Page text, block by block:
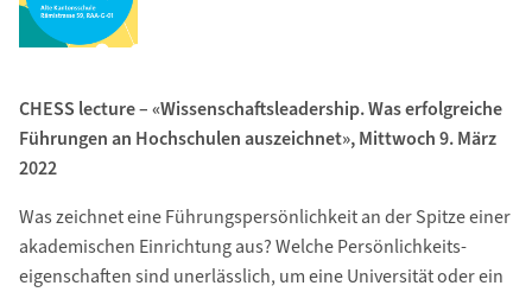
CHESS lecture – «Wissenschaftsleadership. Was erfolgreiche
Führungen an Hochschulen auszeichnet», Mittwoch 9. März
2022
Was zeichnet eine Führungspersönlichkeit an der Spitze einer
akademischen Einrichtung aus? Welche Persönlichkeits-
eigenschaften sind unerlässlich, um eine Universität oder ein